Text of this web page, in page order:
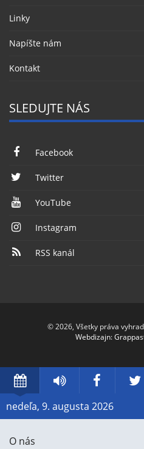
Linky
Napíšte nám
Kontakt
SLEDUJTE NÁS
Facebook
Twitter
YouTube
Instagram
RSS kanál
© 2026, Všetky práva
Webdizajn:
DátumRádio
Piešťany
nedeľa, 9. augusta 2026
O nás